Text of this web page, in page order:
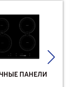
ПАНЕЛИ